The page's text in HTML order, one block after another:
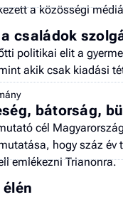
a közösségi
a családok
politikai elit a
akik csak kiadási
bátorság,
cél
hogy száz év
emlékezni Trianonra.